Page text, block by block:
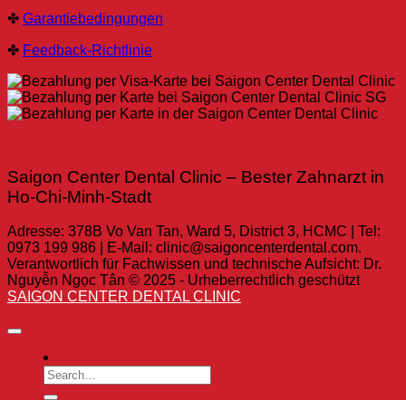
✤ Garantiebedingungen
✤ Feedback-Richtlinie
Saigon Center Dental Clinic – Bester Zahnarzt in
Ho-Chi-Minh-Stadt
Adresse: 378B Vo Van Tan, Ward 5, District 3, HCMC | Tel:
0973 199 986 | E-Mail: clinic@saigoncenterdental.com.
Verantwortlich für Fachwissen und technische Aufsicht: Dr.
Nguyễn Ngọc Tân © 2025 - Urheberrechtlich geschützt
SAIGON CENTER DENTAL CLINIC